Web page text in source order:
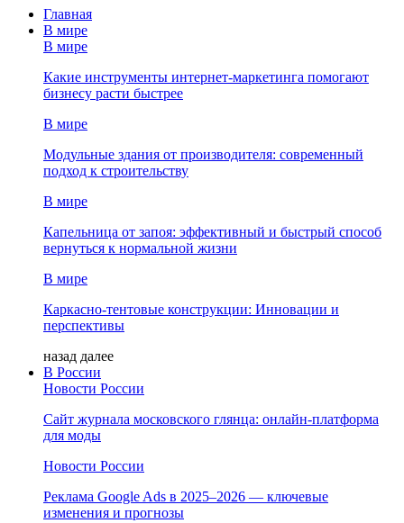
Главная
В мире
В мире
Какие инструменты интернет-маркетинга помогают
бизнесу расти быстрее
В мире
Модульные здания от производителя: современный
подход к строительству
В мире
Капельница от запоя: эффективный и быстрый способ
вернуться к нормальной жизни
В мире
Каркасно-тентовые конструкции: Инновации и
перспективы
назад далее
В России
Новости России
Сайт журнала московского глянца: онлайн‑платформа
для моды
Новости России
Реклама Google Ads в 2025–2026 — ключевые
изменения и прогнозы